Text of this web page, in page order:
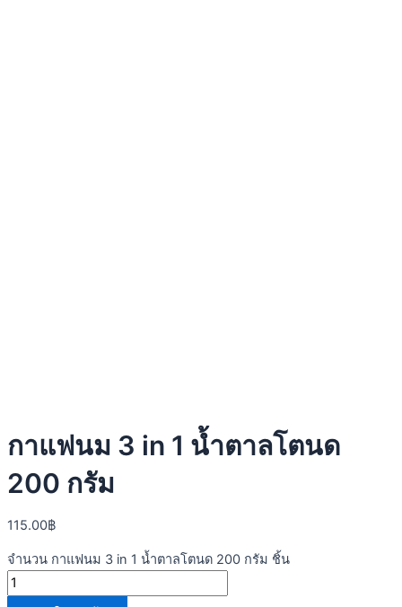
กาแฟนม 3 in 1 น้ำตาลโตนด
200 กรัม
115.00฿
จำนวน กาแฟนม 3 in 1 น้ำตาลโตนด 200 กรัม ชิ้น